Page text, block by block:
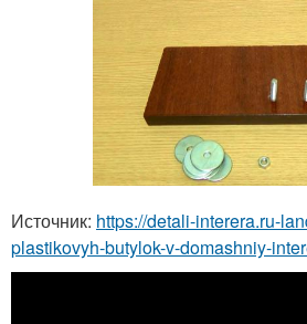
Источник: https://detali-interera.ru-
plastikovyh-butylok-v-domashniy-